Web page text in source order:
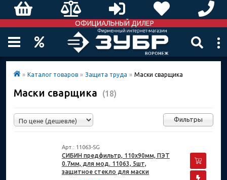
ОФИЦИАЛЬНЫЙ ДИЛЕР
» Каталог товаров » Защита труда » Маски сварщика
Маски сварщика (18)
Фильтры
Арт.: 11063-SG
СИБИН предфильтр, 110х90мм, ПЭТ
0.7мм, для мод. 11063, 5шт,
защитное стекло для маски